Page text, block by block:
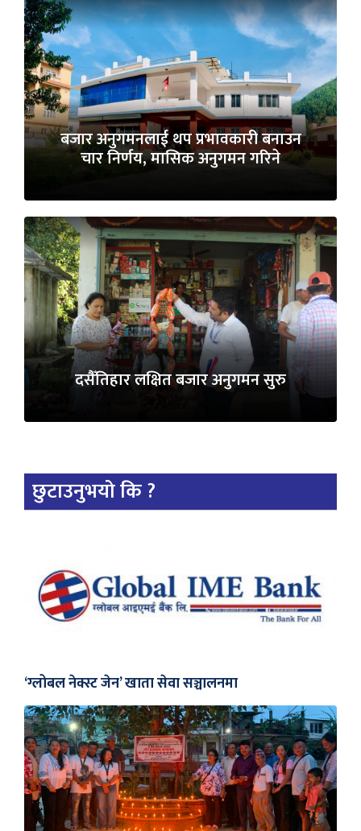
बजार अनुगमनलाई थप प्रभावकारी बनाउन
चार निर्णय, मासिक अनुगमन गरिने
दसैँतिहार लक्षित बजार अनुगमन सुरु
छुटाउनुभयो कि ?
‘ग्लोबल नेक्स्ट जेन’ खाता सेवा सञ्चालनमा